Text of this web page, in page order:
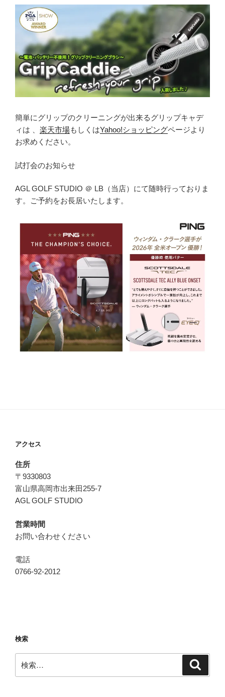
簡単にグリップのクリーニングが出来るグリップキャデ
ィは 、 楽天市場もしくはYahoo!ショッピングページより
お求めください。
試打会のお知らせ
AGL GOLF STUDIO ＠ LB（当店）にて随時行っておりま
す。ご予約をお長居いたします。
アクセス
住所
〒9330803
富山県高岡市出来田255-7
AGL GOLF STUDIO
営業時間
お問い合わせください
電話
0766-92-2012
検索
索: